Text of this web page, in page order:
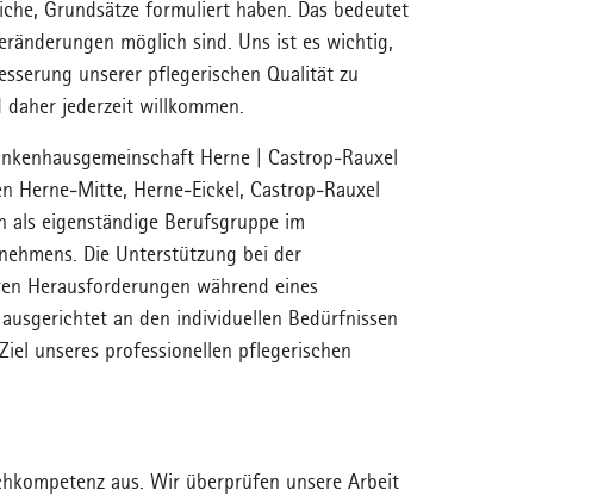
Grundsätze formuliert haben. Das bedeutet
möglich sind. Uns ist es wichtig,
unserer pflegerischen Qualität zu
jederzeit willkommen.
Herne | Castrop-Rauxel
Herne-Mitte, Herne-Eickel, Castrop-Rauxel
als eigenständige Berufsgruppe im
Die Unterstützung bei der
Herausforderungen während eines
an den individuellen Bedürfnissen
unseres professionellen pflegerischen
aus. Wir überprüfen unsere Arbeit